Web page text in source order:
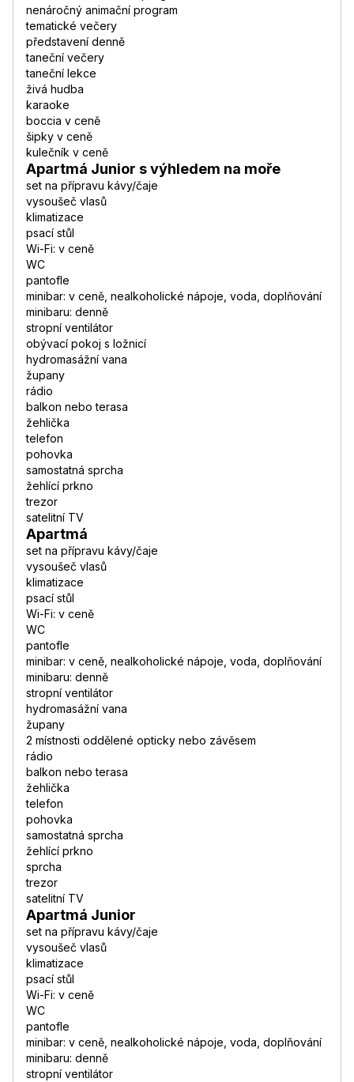
nenáročný animační program
tematické večery
představení denně
taneční večery
taneční lekce
živá hudba
karaoke
boccia v ceně
šipky v ceně
kulečník v ceně
Apartmá Junior s výhledem na moře
set na přípravu kávy/čaje
vysoušeč vlasů
klimatizace
psací stůl
Wi-Fi: v ceně
WC
pantofle
minibar: v ceně, nealkoholické nápoje, voda, doplňování
minibaru: denně
stropní ventilátor
obývací pokoj s ložnicí
hydromasážní vana
župany
rádio
balkon nebo terasa
žehlička
telefon
pohovka
samostatná sprcha
žehlící prkno
trezor
satelitní TV
Apartmá
set na přípravu kávy/čaje
vysoušeč vlasů
klimatizace
psací stůl
Wi-Fi: v ceně
WC
pantofle
minibar: v ceně, nealkoholické nápoje, voda, doplňování
minibaru: denně
stropní ventilátor
hydromasážní vana
župany
2 místnosti oddělené opticky nebo závěsem
rádio
balkon nebo terasa
žehlička
telefon
pohovka
samostatná sprcha
žehlící prkno
sprcha
trezor
satelitní TV
Apartmá Junior
set na přípravu kávy/čaje
vysoušeč vlasů
klimatizace
psací stůl
Wi-Fi: v ceně
WC
pantofle
minibar: v ceně, nealkoholické nápoje, voda, doplňování
minibaru: denně
stropní ventilátor